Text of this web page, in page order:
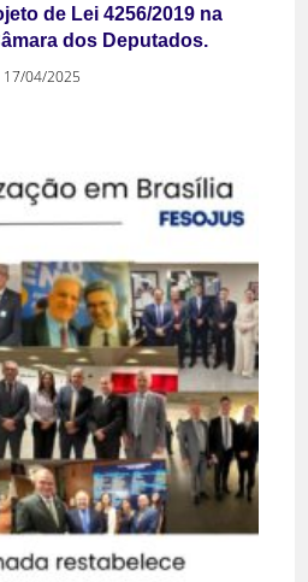
de Lei 4256/2019 na
dos Deputados.
17/04/2025